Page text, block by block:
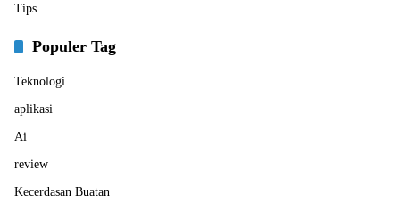
Tips
Populer Tag
Teknologi
aplikasi
Ai
review
Kecerdasan Buatan